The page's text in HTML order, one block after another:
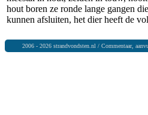
hout boren ze ronde lange gangen
kunnen afsluiten, het dier heeft de
2006 - 2026 strandvondsten.nl / Commentaar,